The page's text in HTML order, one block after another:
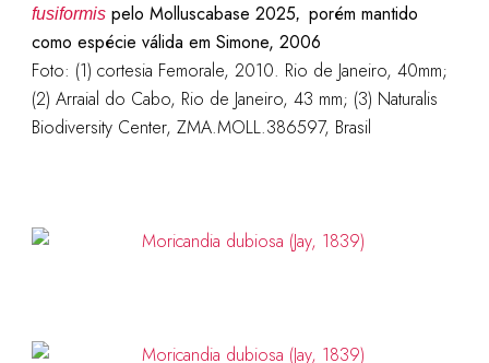
fusiformispelo Molluscabase 2025, porém mantido
como espécie válida em Simone, 2006
Foto: (1) cortesia Femorale, 2010. Rio de Janeiro, 40mm;
(2) Arraial do Cabo, Rio de Janeiro, 43 mm; (3) Naturalis
Biodiversity Center, ZMA.MOLL.386597, Brasil